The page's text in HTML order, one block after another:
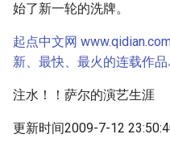
始了新一轮的洗牌。
起点中文网
新、最快、最火的连载作品
注水！！萨尔的演艺生涯
更新时间2009-7-12